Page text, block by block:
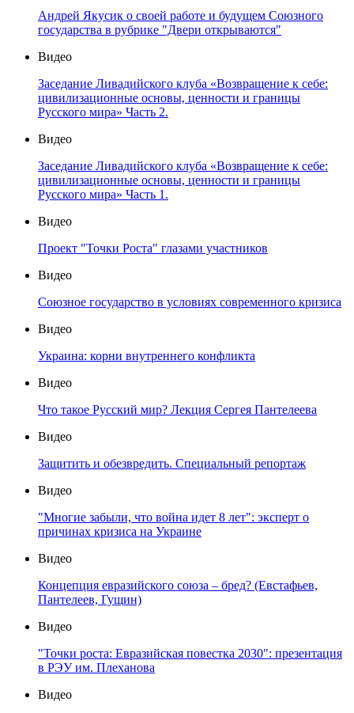
Андрей Якусик о своей работе и будущем Союзного
государства в рубрике "Двери открываются"
Видео
Заседание Ливадийского клуба «Возвращение к себе:
цивилизационные основы, ценности и границы
Русского мира» Часть 2.
Видео
Заседание Ливадийского клуба «Возвращение к себе:
цивилизационные основы, ценности и границы
Русского мира» Часть 1.
Видео
Проект "Точки Роста" глазами участников
Видео
Союзное государство в условиях современного кризиса
Видео
Украина: корни внутреннего конфликта
Видео
Что такое Русский мир? Лекция Сергея Пантелеева
Видео
Защитить и обезвредить. Специальный репортаж
Видео
"Многие забыли, что война идет 8 лет": эксперт о
причинах кризиса на Украине
Видео
Концепция евразийского союза – бред? (Евстафьев,
Пантелеев, Гущин)
Видео
"Точки роста: Евразийская повестка 2030": презентация
в РЭУ им. Плеханова
Видео